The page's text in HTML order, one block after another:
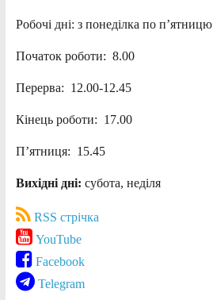
Робочі дні: з понеділка по п’ятницю
Початок роботи: 8.00
Перерва: 12.00-12.45
Кінець роботи: 17.00
П’ятниця: 15.45
Вихідні дні: субота, неділя
RSS стрічка
YouTube
Facebook
Telegram